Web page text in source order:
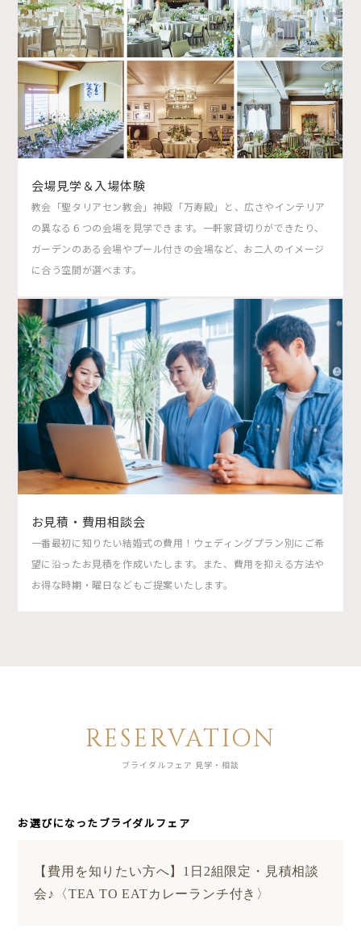
会場見学＆入場体験
教会「聖タリアセン教会」神殿「万寿殿」と、広さやインテリア
の異なる６つの会場を見学できます。一軒家貸切りができたり、
ガーデンのある会場やプール付きの会場など、お二人のイメージ
に合う空間が選べます。
お見積・費用相談会
一番最初に知りたい結婚式の費用！ウェディングプラン別にご希
望に沿ったお見積を作成いたします。また、費用を抑える方法や
お得な時期・曜日などもご提案いたします。
RESERVATION
ブライダルフェア 見学・相談
お選びになったブライダルフェア
【費用を知りたい方へ】1日2組限定・見積相談
会♪〈TEA TO EATカレーランチ付き〉